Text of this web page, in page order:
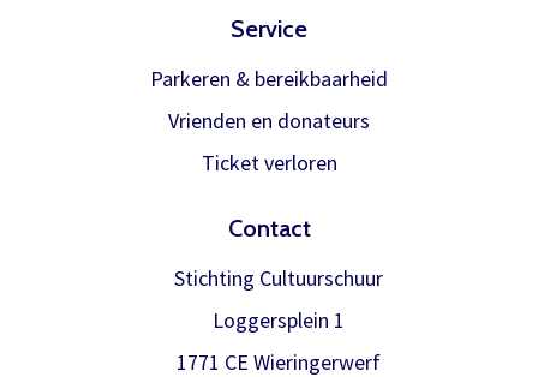
Inloggen
binnen is verwerken we het
reserveren, gewoon via de bestelknop
bij de voorstelling.
Service
Parkeren & bereikbaarheid
Vrienden en donateurs
Ticket verloren
Contact
Stichting Cultuurschuur
Loggersplein 1
1771 CE Wieringerwerf